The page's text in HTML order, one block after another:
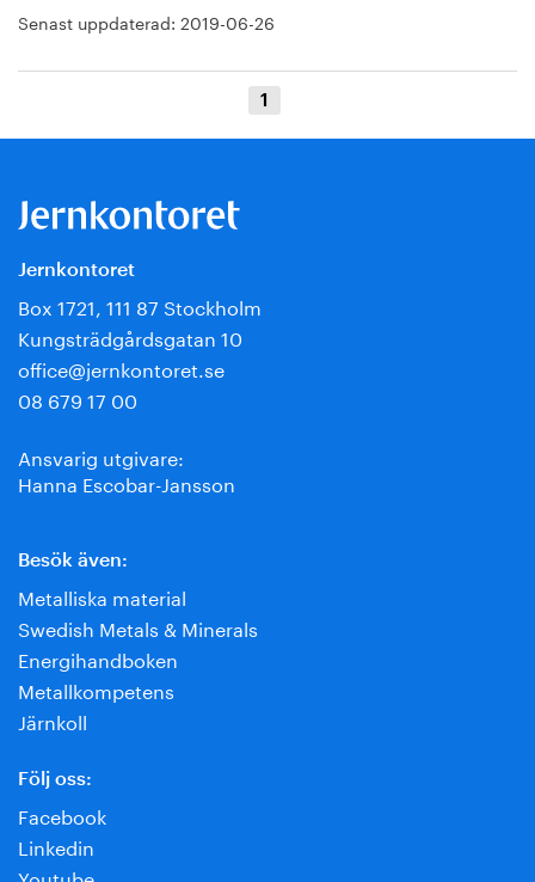
Senast uppdaterad: 2019-06-26
1
Jernkontoret
Box 1721, 111 87 Stockholm
Kungsträdgårdsgatan 10
office@jernkontoret.se
08 679 17 00
Ansvarig utgivare:
Hanna Escobar-Jansson
Besök även:
Metalliska material
Swedish Metals & Minerals
Energihandboken
Metallkompetens
Järnkoll
Följ oss:
Facebook
Linkedin